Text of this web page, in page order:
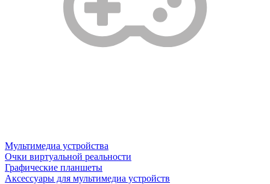
Мультимедиа устройства
Очки виртуальной реальности
Графические планшеты
Аксессуары для мультимедиа устройств